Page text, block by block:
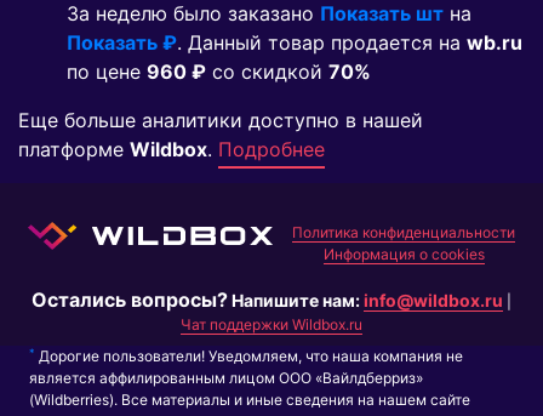
За неделю было заказано Показать шт на
Показать ₽. Данный товар продается на wb.ru
по цене 960 ₽ co скидкой 70%
Еще больше аналитики доступно в нашей
платформе Wildbox. Подробнее
Политика конфиденциальности
Информация о cookies
Остались вопросы?Напишите нам:info@wildbox.ru
Чат поддержки Wildbox.ru
* Дорогие пользователи! Уведомляем, что наша компания не
является аффилированным лицом ООО «Вайлдберриз»
(Wildberries). Все материалы и иные сведения на нашем сайте